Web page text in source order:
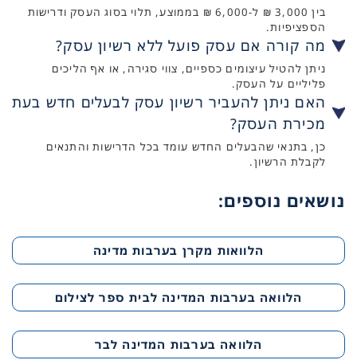
בין 3,000 ₪ ל-6,000 ₪ בממוצע, תלוי בסוג העסק ודרישות
הספציפיות.
מה קורה אם עסק פועל ללא רשיון עסק?
ניתן להטיל עיצומים כספיים, צווי סגירה, או אף הליכים
פליליים על העסק.
האם ניתן להעביר רשיון עסק לבעלים חדש בעת
מכירת העסק?
כן, בתנאי שהבעלים החדש עומד בכל הדרישות והתנאים
לקבלת הרשיון.
נושאים נוספים:
הלוואות מקרן בערבות מדינה
הלוואה בערבות המדינה לבית ספר לצילום
הלוואה בערבות המדינה לבר